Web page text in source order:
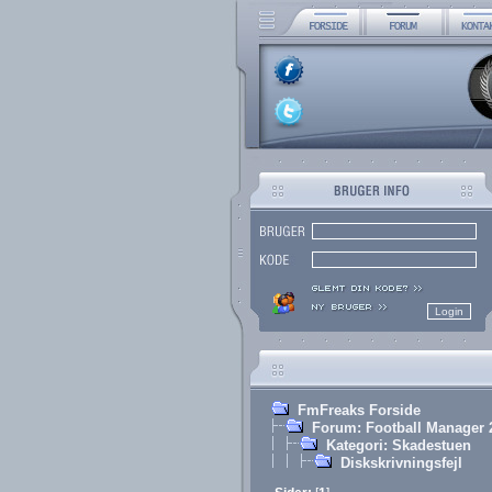
FmFreaks Forside
Forum: Football Manager
Kategori: Skadestuen
Diskskrivningsfejl